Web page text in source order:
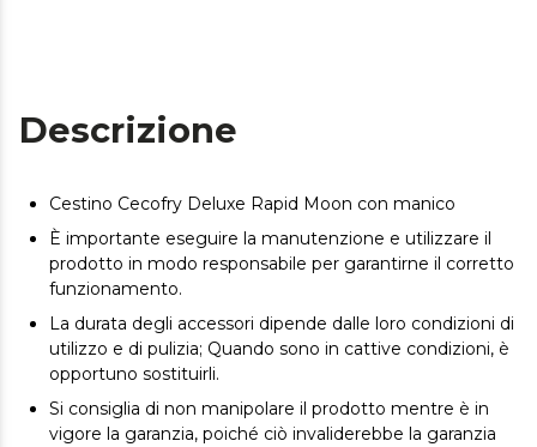
Descrizione
Cestino Cecofry Deluxe Rapid Moon con manico
È importante eseguire la manutenzione e utilizzare il
prodotto in modo responsabile per garantirne il corretto
funzionamento.
La durata degli accessori dipende dalle loro condizioni di
utilizzo e di pulizia; Quando sono in cattive condizioni, è
opportuno sostituirli.
Si consiglia di non manipolare il prodotto mentre è in
vigore la garanzia, poiché ciò invaliderebbe la garanzia